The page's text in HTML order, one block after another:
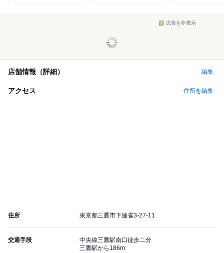
広告を非表示
店舗情報（詳細） 編集
アクセス 住所を編集
住所 東京都三鷹市下連雀3-27-11
交通手段
中央線三鷹駅南口徒歩二分
三鷹駅から186m